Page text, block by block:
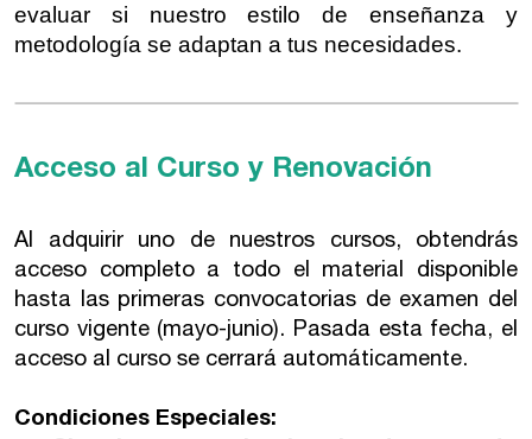
evaluar si nuestro estilo de enseñanza y
metodología se adaptan a tus necesidades.
Acceso al Curso y Renovación
Al adquirir uno de nuestros cursos, obtendrás
acceso completo a todo el material disponible
hasta las primeras convocatorias de examen del
curso vigente (mayo-junio). Pasada esta fecha, el
acceso al curso se cerrará automáticamente.
Condiciones Especiales: